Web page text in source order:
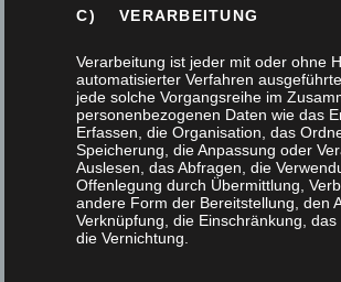
Treppen
Türen
Verarbeitungstechnik
C) VERARBEITUNG
Verarbeitung ist jeder mit oder ohne
automatisierter Verfahren
jede solche Vorgangsreihe im
personenbezogenen Daten wie das
Erfassen, die Organisation, das
Speicherung, die Anpassung oder
Auslesen, das Abfragen, die
Offenlegung durch Übermittlung,
andere Form der Bereitstellung, den
Verknüpfung, die Einschränkung,
die Vernichtung.